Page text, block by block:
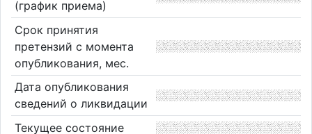
(график приема)
Срок принятия
претензий с момента
опубликования, мес.
Дата опубликования
сведений о ликвидации
Текущее состояние